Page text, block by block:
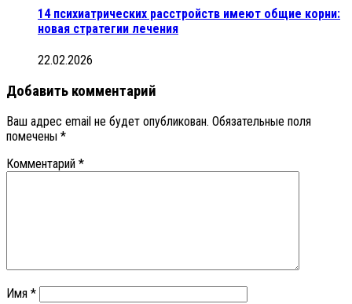
14 психиатрических расстройств имеют общие корни:
новая стратегии лечения
22.02.2026
Добавить комментарий
Ваш адрес email не будет опубликован. Обязательные поля
помечены *
Комментарий *
Имя *